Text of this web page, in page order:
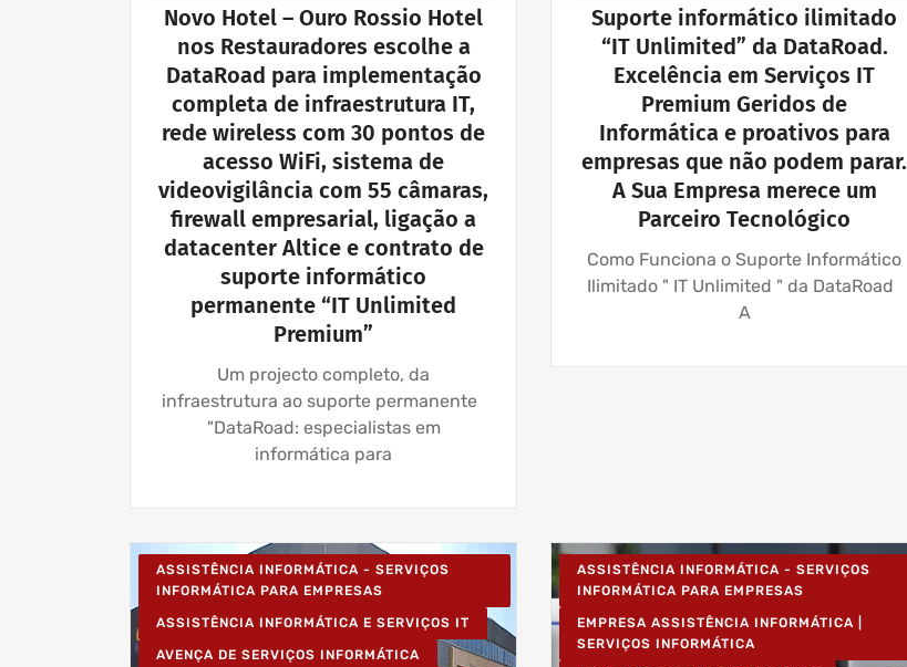
Novo Hotel – Ouro Rossio Hotel
nos Restauradores escolhe a
DataRoad para implementação
completa de infraestrutura IT,
rede wireless com 30 pontos de
acesso WiFi, sistema de
videovigilância com 55 câmaras,
firewall empresarial, ligação a
datacenter Altice e contrato de
suporte informático
permanente “IT Unlimited
Premium”
Um projecto completo, da
infraestrutura ao suporte permanente
"DataRoad: especialistas em
informática para
PROJETOS REDES WIRELESS
REDE ESTRUTURADA INFORMÁTICA
SERVIÇOS INFORMÁTICA E ASSISTÊNCIA
INFORMÁTICA
Suporte informático ilimitado
“IT Unlimited” da DataRoad.
Excelência em Serviços IT
Premium Geridos de
Informática e proativos para
empresas que não podem parar.
A Sua Empresa merece um
Parceiro Tecnológico
Como Funciona o Suporte Informático
Ilimitado " IT Unlimited " da DataRoad
A
ASSISTÊNCIA INFORMÁTICA - SERVIÇOS
INFORMÁTICA PARA EMPRESAS
ASSISTÊNCIA INFORMÁTICA E SERVIÇOS IT
AVENÇA DE SERVIÇOS INFORMÁTICA
ASSISTÊNCIA INFORMÁTICA - SERVIÇOS
INFORMÁTICA PARA EMPRESAS
EMPRESA ASSISTÊNCIA INFORMÁTICA |
SERVIÇOS INFORMÁTICA